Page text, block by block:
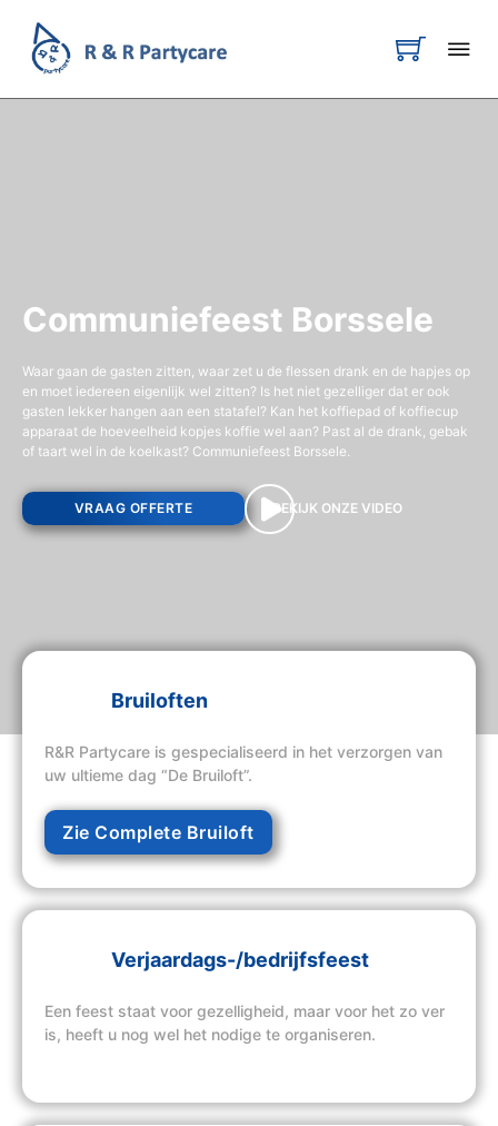
Communiefeest Borssele
Waar gaan de gasten zitten, waar zet u de flessen drank en de hapjes op
en moet iedereen eigenlijk wel zitten? Is het niet gezelliger dat er ook
gasten lekker hangen aan een statafel? Kan het koffiepad of koffiecup
apparaat de hoeveelheid kopjes koffie wel aan? Past al de drank, gebak
of taart wel in de koelkast? Communiefeest Borssele.
VRAAG OFFERTE BEKIJK ONZE VIDEO
Bruiloften
R&R Partycare is gespecialiseerd in het verzorgen van
uw ultieme dag “De Bruiloft”.
Zie Complete Bruiloft
Verjaardags-/bedrijfsfeest
Een feest staat voor gezelligheid, maar voor het zo ver
is, heeft u nog wel het nodige te organiseren.